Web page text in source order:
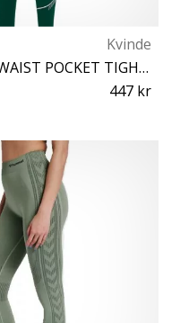
Kvinde
hmlCOURT MID WAIST POCKET TIGHTS W
447 kr
XS S M L